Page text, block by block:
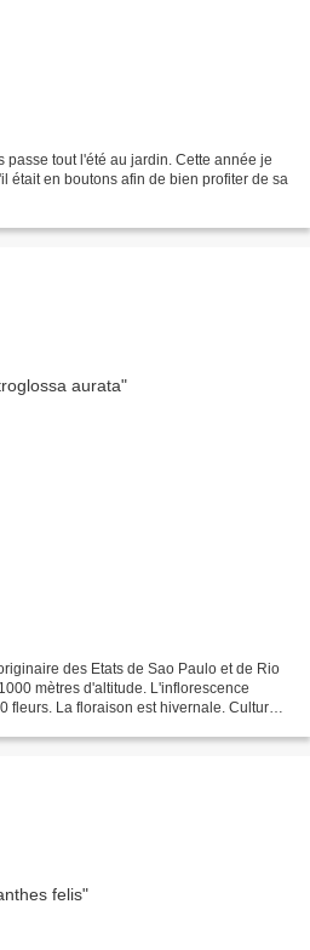
passe tout l'été au jardin. Cette année je
était en boutons afin de bien profiter de sa
des Etats de Sao Paulo et de Rio
mètres d'altitude. L'inflorescence
fleurs. La floraison est hivernale. Culture :